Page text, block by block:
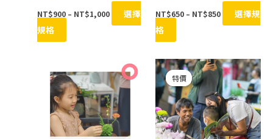
NT$900 – NT$1,000
選擇
規格
產
選
擇
選
項
NT$650 – NT$850
選擇規
格
產
面
選
擇
選
項
格
範
圍：
NT$650
到
NT$850
產
品
有
多
特價
特價
價
格
範
圍：
NT$900
到
NT$1,000
此
產
品
有
多